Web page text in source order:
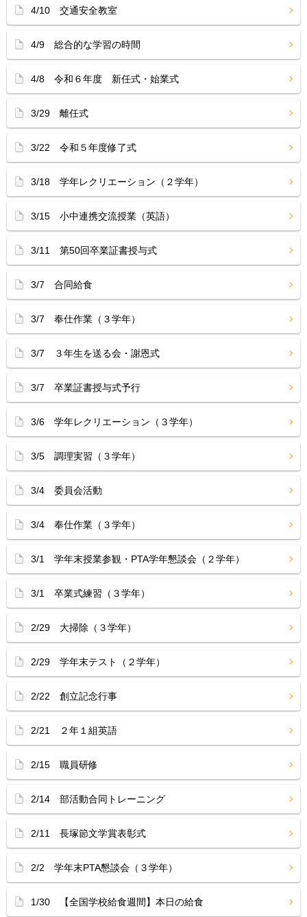
4/10 交通安全教室
4/9 総合的な学習の時間
4/8 令和６年度 新任式・始業式
3/29 離任式
3/22 令和５年度修了式
3/18 学年レクリエーション（２学年）
3/15 小中連携交流授業（英語）
3/11 第50回卒業証書授与式
3/7 合同給食
3/7 奉仕作業（３学年）
3/7 ３年生を送る会・謝恩式
3/7 卒業証書授与式予行
3/6 学年レクリエーション（３学年）
3/5 調理実習（３学年）
3/4 委員会活動
3/4 奉仕作業（３学年）
3/1 学年末授業参観・PTA学年懇談会（２学年）
3/1 卒業式練習（３学年）
2/29 大掃除（３学年）
2/29 学年末テスト（２学年）
2/22 創立記念行事
2/21 ２年１組英語
2/15 職員研修
2/14 部活動合同トレーニング
2/11 長塚節文学賞表彰式
2/2 学年末PTA懇談会（３学年）
1/30 【全国学校給食週間】本日の給食